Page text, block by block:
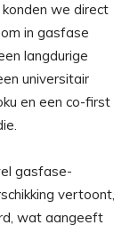
we direct
in gasfase
langdurige
universitair
en een co-first
gasfase-
vertoont,
wat aangeeft